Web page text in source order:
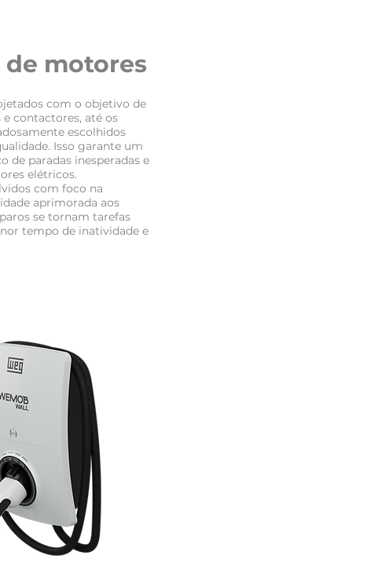
motores
com o objetivo de
contactores, até os
escolhidos
Isso garante um
de paradas inesperadas e
elétricos.
com foco na
aprimorada aos
se tornam tarefas
tempo de inatividade e